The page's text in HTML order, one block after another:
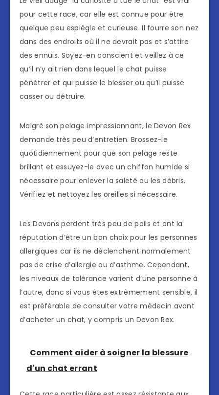
pour cette race, car elle est connue pour être
quelque peu espiègle et curieuse. Il fourre son nez
dans des endroits où il ne devrait pas et s’attire
des ennuis. Soyez-en conscient et veillez à ce
qu’il n’y ait rien dans lequel le chat puisse
pénétrer et qui puisse le blesser ou qu’il puisse
casser ou détruire.
Malgré son pelage impressionnant, le Devon Rex
demande très peu d’entretien. Brossez-le
quotidiennement pour que son pelage reste
brillant et essuyez-le avec un chiffon humide si
nécessaire pour enlever la saleté ou les débris.
Vérifiez et nettoyez les oreilles si nécessaire.
Les Devons perdent très peu de poils et ont la
réputation d’être un bon choix pour les personnes
allergiques car ils ne déclenchent normalement
pas de crise d’allergie ou d’asthme. Cependant,
les niveaux de tolérance varient d’une personne à
l’autre, donc si vous êtes extrêmement sensible, il
est préférable de consulter votre médecin avant
d’acheter un chat, y compris un Devon Rex.
Comment aider à soigner la blessure
d'un chat errant